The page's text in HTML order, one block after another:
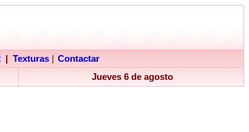
Texturas
Contactar
Jueves 6 de agosto